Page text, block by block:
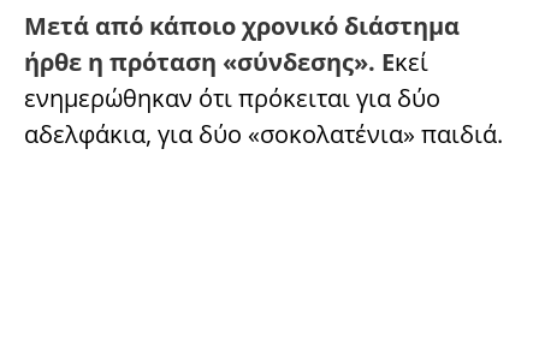
Μετά από κάποιο χρονικό διάστημα
ήρθε η πρόταση «σύνδεσης». Εκεί
ενημερώθηκαν ότι πρόκειται για δύο
αδελφάκια, για δύο «σοκολατένια» παιδιά.